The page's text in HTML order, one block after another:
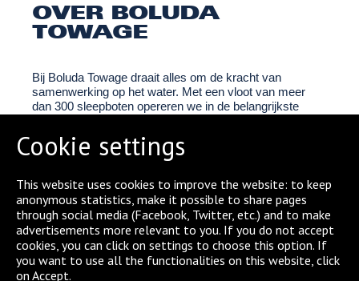
OVER BOLUDA
TOWAGE
Bij Boluda Towage draait alles om de kracht van
samenwerking op het water. Met een vloot van meer
dan 300 sleepboten opereren we in de belangrijkste
Indische Oceaan. In Nederland zijn we actief in de
regio’s Rotterdam, Terneuzen, Antwerpen en Vlissingen.
Onze passie is het veilig assisteren van schepen,
gebaseerd op een gezamenlijke historie van ruim 350
jaar. Wij geloven dat onze dienstverlening echt
mensenwerk is ons succes begint bij de collega’s die
elke dag het verschil maken.
Naast een inspirerende werkomgeving bieden we
Cookie settings
This website uses cookies to improve the website: to keep
anonymous statistics, make it possible to share pages
through social media (Facebook, Twitter, etc.) and to make
advertisements more relevant to you. If you do not accept
cookies, you can click on settings to choose this option. If
you want to use all the functionalities on this website, click
on Accept.